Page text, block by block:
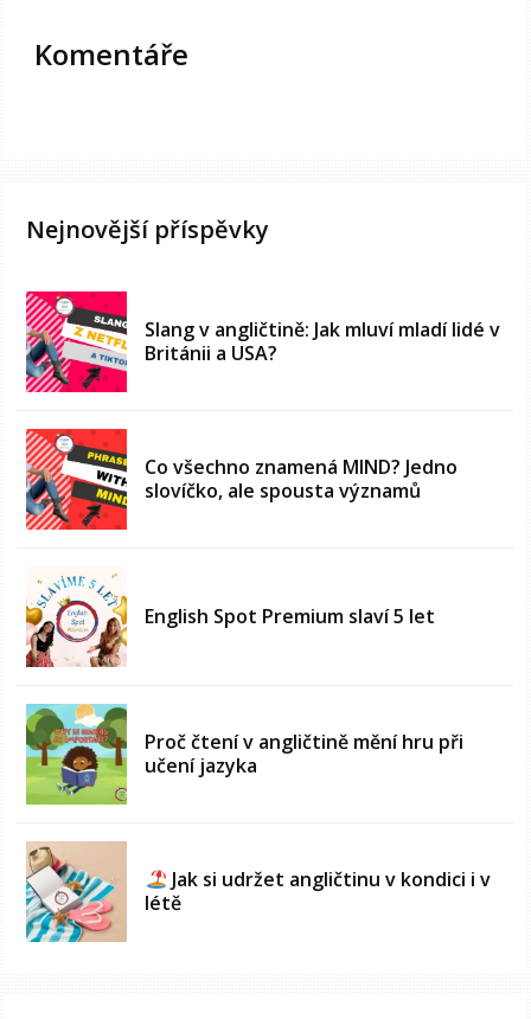
Komentáře
Nejnovější příspěvky
Slang v angličtině: Jak mluví mladí lidé v
Británii a USA?
Co všechno znamená MIND? Jedno
slovíčko, ale spousta významů
English Spot Premium slaví 5 let
Proč čtení v angličtině mění hru při
učení jazyka
Jak si udržet angličtinu v kondici i v
létě